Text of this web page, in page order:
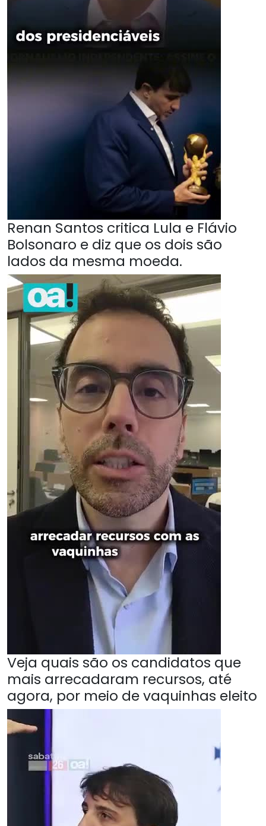
Renan Santos critica Lula e Flávio
Bolsonaro e diz que os dois são
lados da mesma moeda.
Veja quais são os candidatos que
mais arrecadaram recursos, até
agora, por meio de vaquinhas eleito